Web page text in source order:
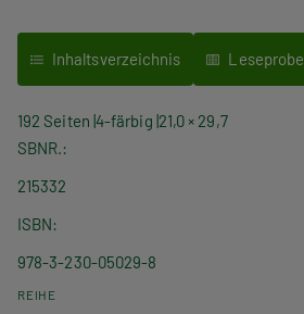
Inhaltsverzeichnis Leseprobe
192 Seiten 4-färbig 21,0 × 29,7
SBNR.
215332
ISBN
978-3-230-05029-8
REIHE